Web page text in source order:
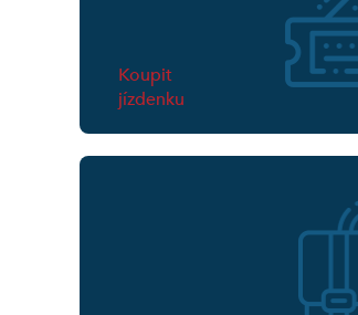
Koupit
jízdenku